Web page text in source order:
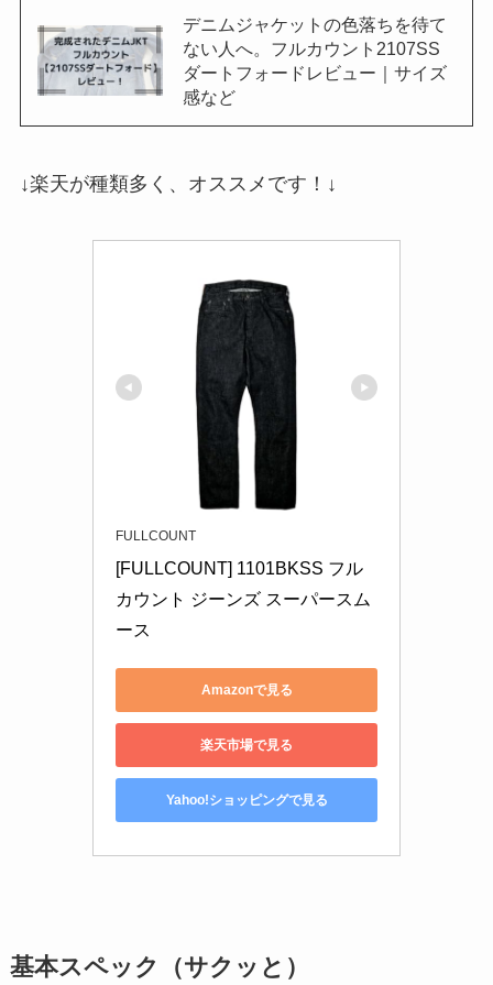
デニムジャケットの色落ちを待て
ない人へ。フルカウント2107SS
ダートフォードレビュー｜サイズ
感など
↓楽天が種類多く、オススメです！↓
FULLCOUNT
[FULLCOUNT] 1101BKSS フル
カウント ジーンズ スーパースム
ース
Amazonで見る
楽天市場で見る
Yahoo!ショッピングで見る
基本スペック（サクッと）